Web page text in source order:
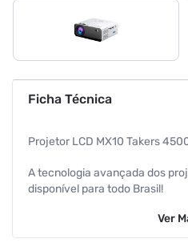
Ficha Técnica
Projetor LCD MX10 Takers
A tecnologia avançada dos
disponível para todo Brasil!
Com o projetor Takers LCDVer